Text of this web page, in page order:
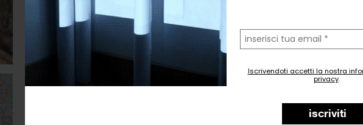
la
tua
email
Iscrivendoti accetti la nostra
privacy.
iscriviti